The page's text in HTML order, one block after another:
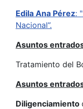
Edila Ana Pérez:
Nacional”.
Asuntos
Tratamiento del
Asuntos
Diligenciamiento